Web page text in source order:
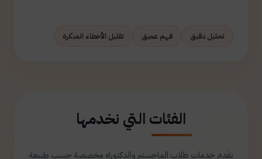
تحليل دقيق فهم عميق تقليل الأخطاء المبكرة
الفئات التي نخدمها
نقدم خدمات طلاب الماجستير والدكتوراه مخصصة حسب طبيعة